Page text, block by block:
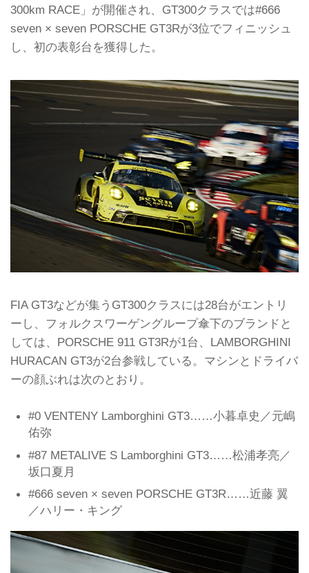
300km RACE」が開催され、GT300クラスでは#666
seven × seven PORSCHE GT3Rが3位でフィニッシュ
し、初の表彰台を獲得した。
FIA GT3などが集うGT300クラスには28台がエントリ
ーし、フォルクスワーゲングループ傘下のブランドと
しては、PORSCHE 911 GT3Rが1台、LAMBORGHINI
HURACAN GT3が2台参戦している。マシンとドライバ
ーの顔ぶれは次のとおり。
#0 VENTENY Lamborghini GT3……小暮卓史／元嶋
佑弥
#87 METALIVE S Lamborghini GT3……松浦孝亮／
坂口夏月
#666 seven × seven PORSCHE GT3R……近藤 翼
／ハリー・キング